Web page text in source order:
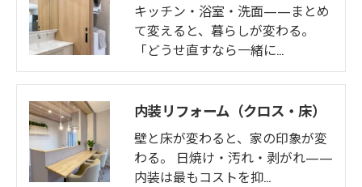
キッチン・浴室・洗面——まとめ
て変えると、暮らしが変わる。
「どうせ直すなら一緒に…
内装リフォーム（クロス・床）
壁と床が変わると、家の印象が変
わる。 日焼け・汚れ・剥がれ——
内装は最もコストを抑…